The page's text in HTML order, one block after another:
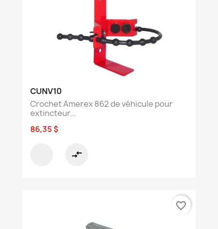
CUNV10
Crochet Amerex 862 de véhicule pour
extincteur...
86,35 $
compare_arrows
favorite_border